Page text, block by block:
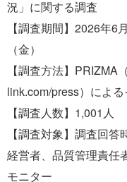
況」に関する調査
【調査期間】2026年6
（金）
【調査方法】PRIZMA
link.com/press）によ
【調査人数】1,001人
【調査対象】調査回
経営者、品質管理責任
モニター